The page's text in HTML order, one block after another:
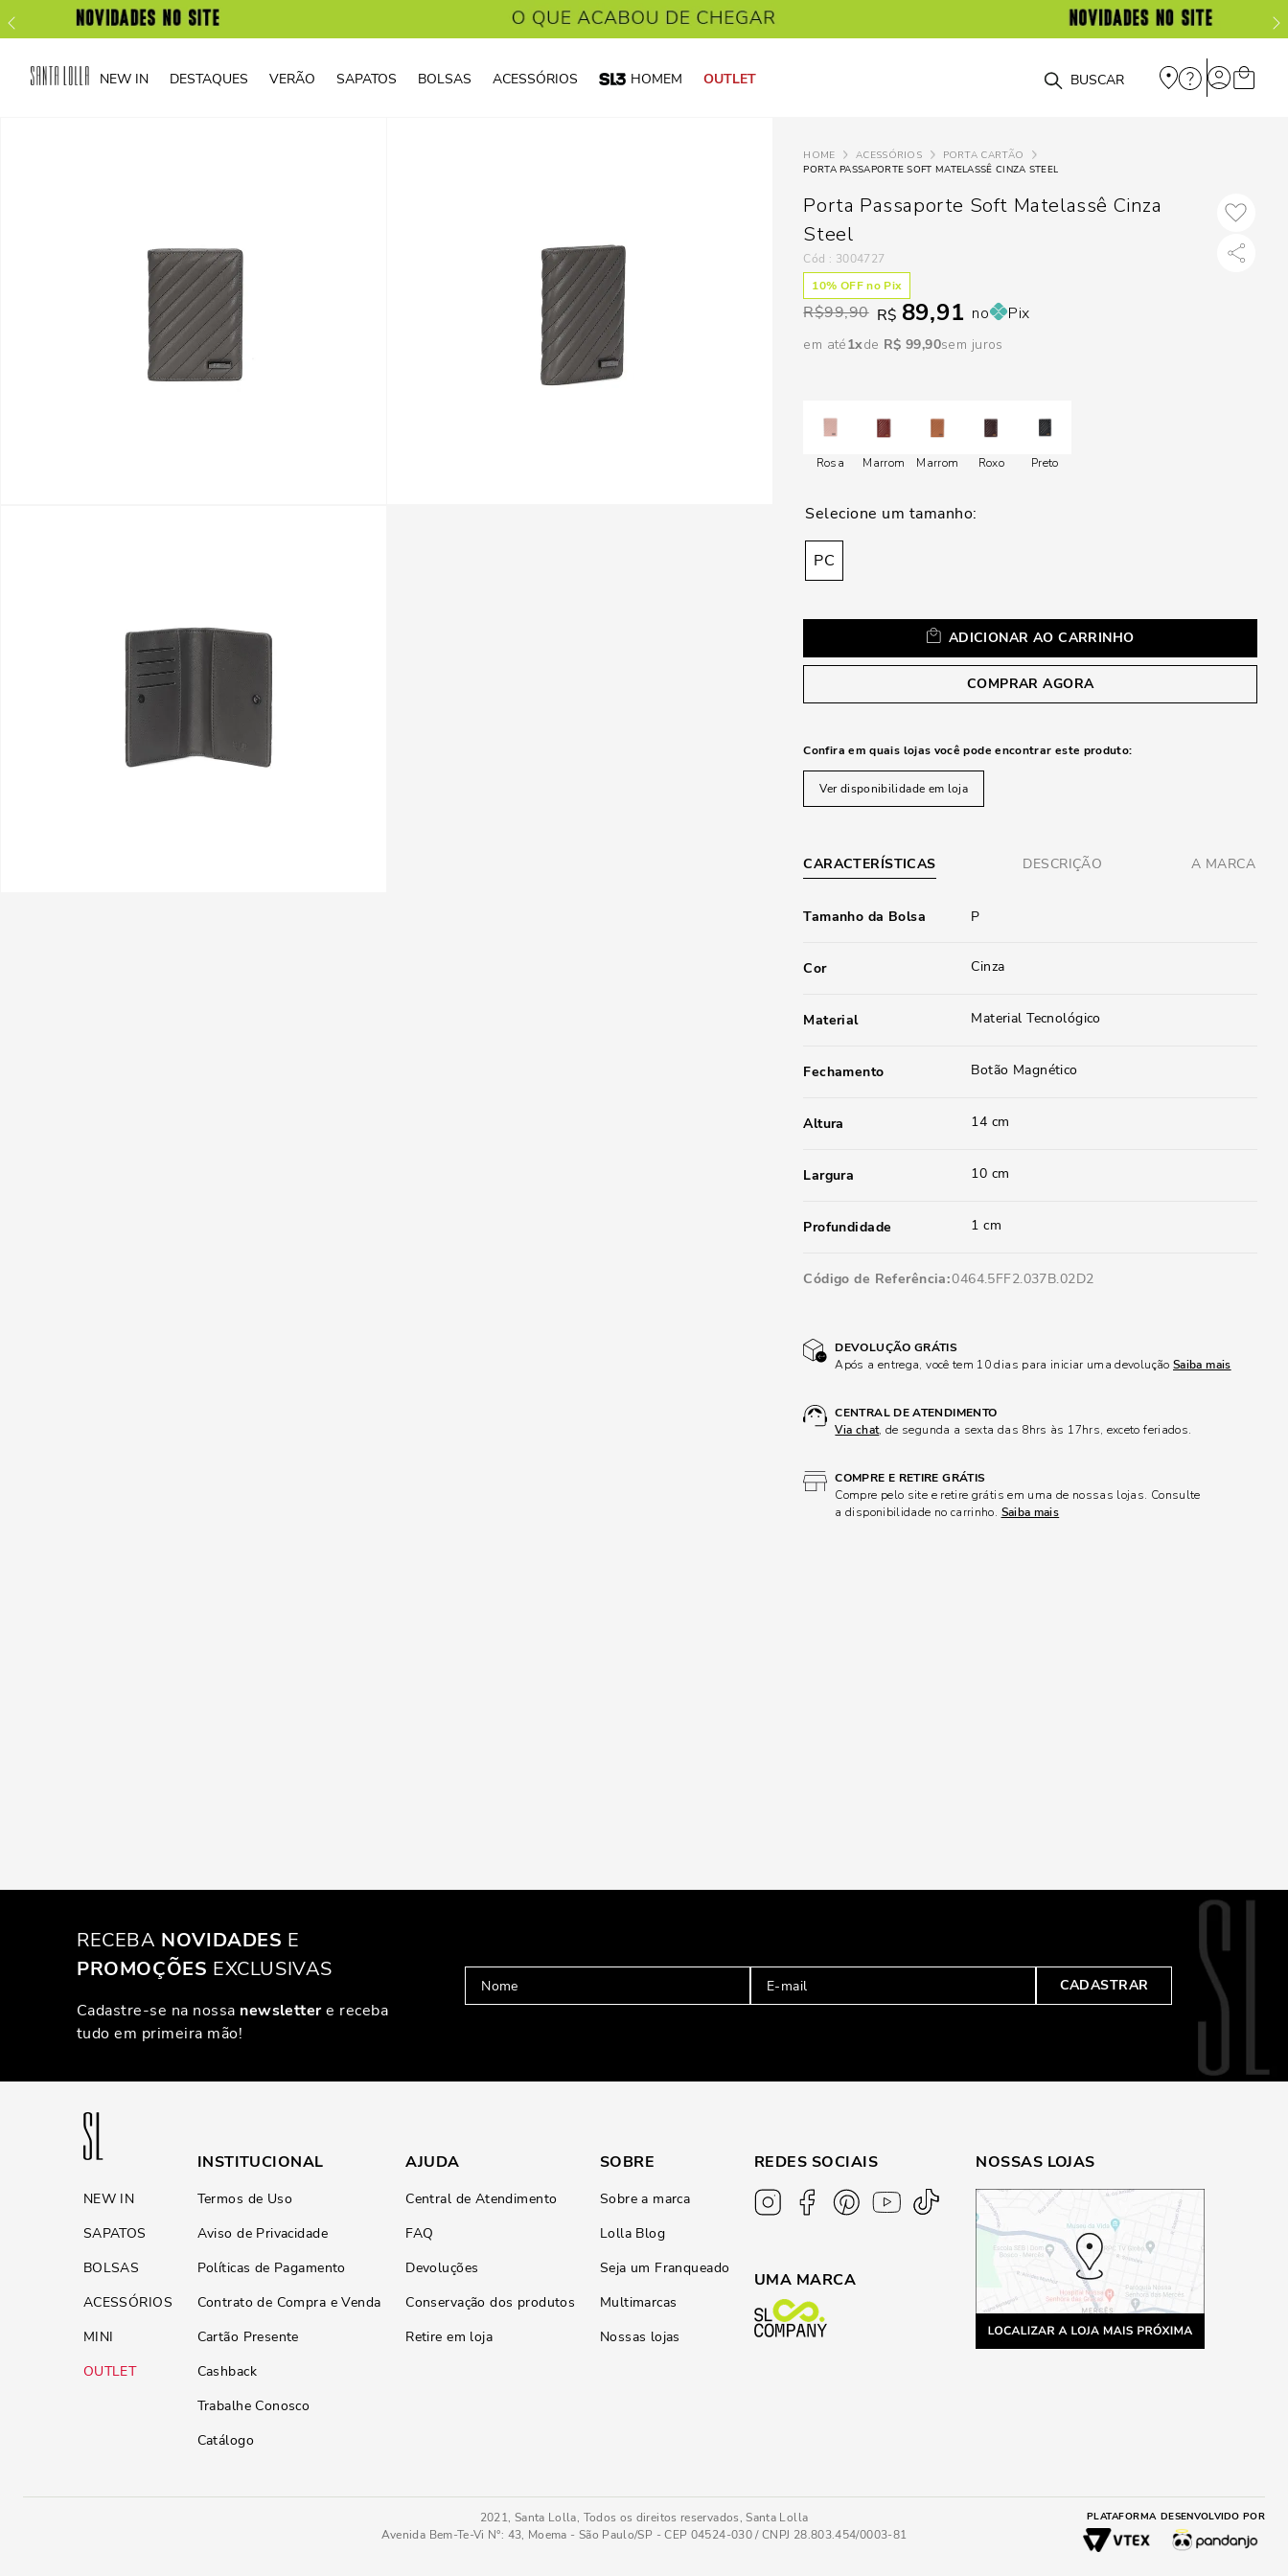
NEW IN DESTAQUES VERÃO SAPATOS BOLSAS ACESSÓRIOS HOMEM OUTLET O que você está procurando?
ACESSÓRIOS
PORTA CARTÃO
PORTA PASSAPORTE SOFT MATELASSÊ CINZA STEEL
Porta Passaporte Soft Matelassê Cinza
Steel
: 3004727
10% OFF no Pix
R$99,90 R$ 89,91 no Pix
em até1 R$ 99,90sem juros
Rosa Marrom Marrom Roxo Preto
PC
ADICIONAR AO CARRINHO
COMPRAR AGORA
Confira em quais lojas você pode encontrar este produto:
Ver disponibilidade em loja
CARACTERÍSTICAS DESCRIÇÃO A MARCA
Tamanho da Bolsa P
Cor Cinza
Material Material Tecnológico
Fechamento Botão Magnético
Altura 14 cm
Largura 10 cm
Profundidade 1 cm
Código de Referência 0464.5FF2.037B.02D2
DEVOLUÇÃO GRÁTIS
Após a entrega, você tem 10 dias para iniciar uma devolução Saiba mais
CENTRAL DE ATENDIMENTO
Via chat, de segunda a sexta das 8hrs às 17hrs, exceto feriados.
COMPRE E RETIRE GRÁTIS
Compre pelo site e retire grátis em uma de nossas lojas. Consulte
a disponibilidade no carrinho. Saiba mais
RECEBA NOVIDADES E
PROMOÇÕES EXCLUSIVAS
Cadastre-se na nossa newslettere receba
tudo em primeira mão!
CADASTRAR
NEW IN
SAPATOS
BOLSAS
ACESSÓRIOS
MINI
OUTLET
INSTITUCIONAL
Termos de Uso
Aviso de Privacidade
Políticas de Pagamento
Contrato de Compra e Venda
Cartão Presente
Cashback
Trabalhe Conosco
Catálogo
AJUDA
Central de Atendimento
FAQ
Devoluções
Conservação dos produtos
Retire em loja
SOBRE
Sobre a marca
Lolla Blog
Seja um Franqueado
Multimarcas
Nossas lojas
REDES SOCIAIS
UMA MARCA
NOSSAS LOJAS
2021, Santa Lolla, Todos os direitos reservados, Santa Lolla
Avenida Bem-Te-Vi N°: 43, Moema - São Paulo/SP - CEP 04524-030 / CNPJ 28.803.454/0003-81
PLATAFORMA DESENVOLVIDO POR